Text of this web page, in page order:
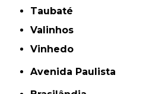
Taubaté
Valinhos
Vinhedo
Avenida Paulista